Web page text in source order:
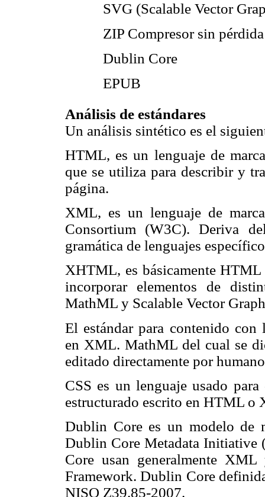
 SVG (Scalable Vector
 ZIP Compresor sin pérdida
 Dublin Core
 EPUB
Análisis de estándares
Un análisis sintético es el
HTML, es un lenguaje de
que se utiliza para describir y
página.
XML, es un lenguaje de
Consortium (W3C). Deriva
gramática de lenguajes
XHTML, es básicamente
incorporar elementos de
MathML y Scalable Vector
El estándar para contenido con
en XML. MathML del cual se
editado directamente por
CSS es un lenguaje usado
estructurado escrito en HTML o
Dublin Core es un modelo de
Dublin Core Metadata Initiative
Core usan generalmente
Framework. Dublin Core
NISO Z39.85-2007.